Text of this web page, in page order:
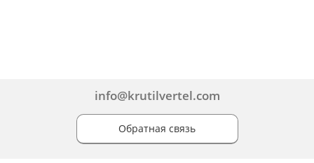
info@krutilvertel.com
Обратная связь